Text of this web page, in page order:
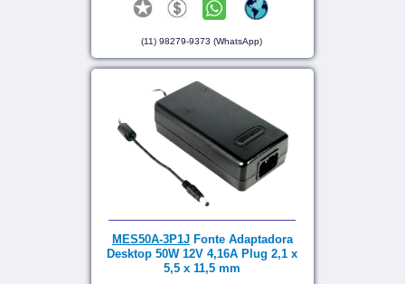
(11) 98279-9373 (WhatsApp)
MES50A-3P1JFonte Adaptadora
Desktop 50W 12V 4,16A Plug 2,1 x
5,5 x 11,5 mm